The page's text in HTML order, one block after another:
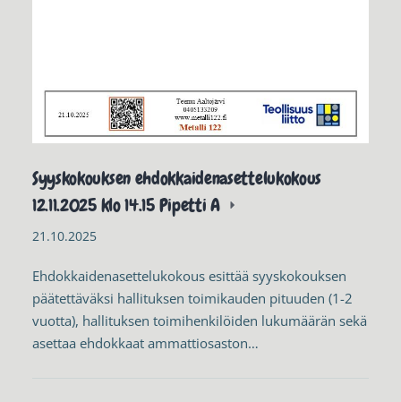
Syyskokouksen ehdokkaidenasettelukokous
12.11.2025 klo 14.15 Pipetti A
21.10.2025
Ehdokkaidenasettelukokous esittää syyskokouksen
päätettäväksi hallituksen toimikauden pituuden (1-2
vuotta), hallituksen toimihenkilöiden lukumäärän sekä
asettaa ehdokkaat ammattiosaston…